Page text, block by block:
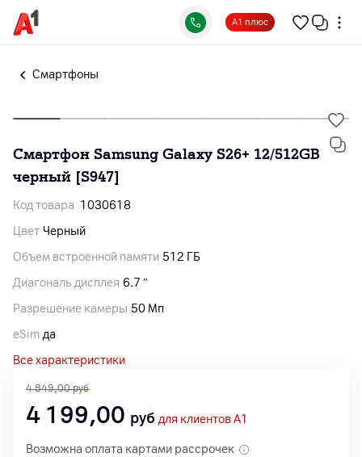
А1 плюс
Смартфоны
Смартфон Samsung Galaxy S26+ 12/512GB
черный [S947]
Код товара 1030618
Цвет Черный
Объем встроенной памяти 512 ГБ
Диагональ дисплея 6.7 ″
Разрешение камеры 50 Мп
eSim да
Все характеристики
4 849,00 руб
4 199,00 руб для клиентов A1
Возможна оплата картами рассрочек